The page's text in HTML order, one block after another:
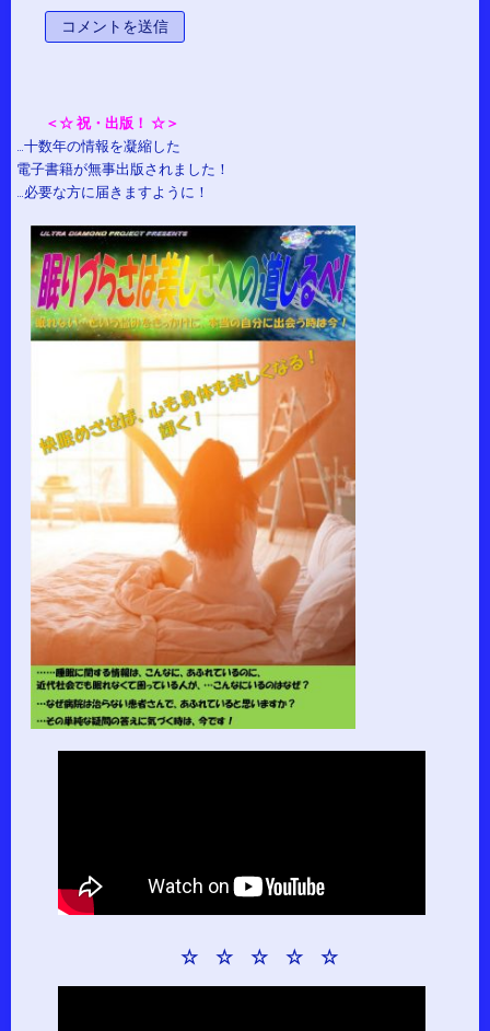
＜☆ 祝・出版！ ☆＞
…十数年の情報を凝縮した
電子書籍が無事出版されました！
…必要な方に届きますように！
☆ ☆ ☆ ☆ ☆